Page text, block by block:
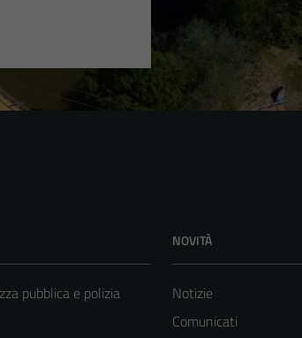
pubblica e polizia
NOVITÀ
Notizie
Comunicati